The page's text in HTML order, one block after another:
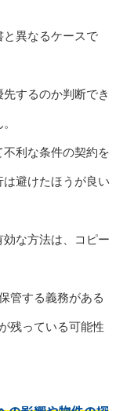
異なるケースで
するのか判断でき
利な条件の契約を
避けたほうが良い
な方法は、コピー
管する義務がある
残っている可能性